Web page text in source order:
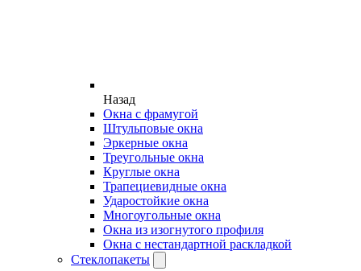
Назад
Окна с фрамугой
Штульповые окна
Эркерные окна
Треугольные окна
Круглые окна
Трапециевидные окна
Ударостойкие окна
Многоугольные окна
Окна из изогнутого профиля
Окна с нестандартной раскладкой
Стеклопакеты